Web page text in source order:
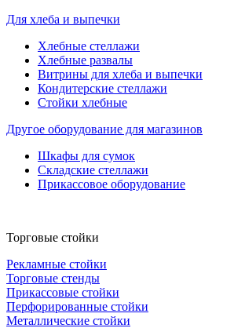
Для хлеба и выпечки
Хлебные стеллажи
Хлебные развалы
Витрины для хлеба и выпечки
Кондитерские стеллажи
Стойки хлебные
Другое оборудование для магазинов
Шкафы для сумок
Складские стеллажи
Прикассовое оборудование
Торговые стойки
Рекламные стойки
Торговые стенды
Прикассовые стойки
Перфорированные стойки
Металлические стойки